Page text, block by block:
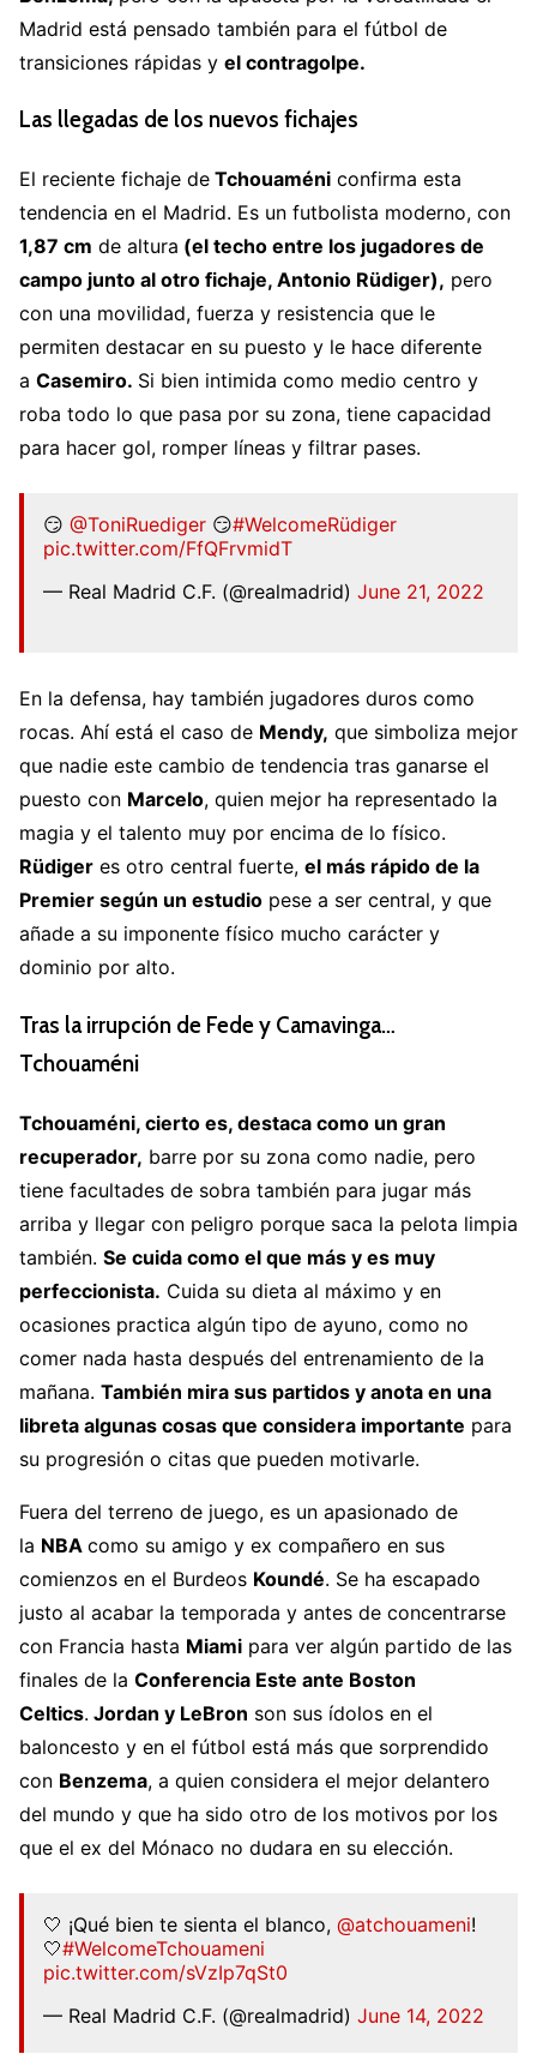
Madrid está pensado también para el fútbol de
transiciones rápidas y el contragolpe.
Las llegadas de los nuevos fichajes
El reciente fichaje de Tchouaméni confirma esta
tendencia en el Madrid. Es un futbolista moderno, con
1,87 cm de altura (el techo entre los jugadores de
campo junto al otro fichaje, Antonio Rüdiger), pero
con una movilidad, fuerza y resistencia que le
permiten destacar en su puesto y le hace diferente
a Casemiro. Si bien intimida como medio centro y
roba todo lo que pasa por su zona, tiene capacidad
para hacer gol, romper líneas y filtrar pases.
😏 @ToniRuediger 😏#WelcomeRüdiger
pic.twitter.com/FfQFrvmidT
— Real Madrid C.F. (@realmadrid) June 21, 2022
En la defensa, hay también jugadores duros como
rocas. Ahí está el caso de Mendy, que simboliza mejor
que nadie este cambio de tendencia tras ganarse el
puesto con Marcelo, quien mejor ha representado la
magia y el talento muy por encima de lo físico.
Rüdiger es otro central fuerte, el más rápido de la
Premier según un estudio pese a ser central, y que
añade a su imponente físico mucho carácter y
dominio por alto.
Tras la irrupción de Fede y Camavinga…
Tchouaméni
Tchouaméni, cierto es, destaca como un gran
recuperador, barre por su zona como nadie, pero
tiene facultades de sobra también para jugar más
arriba y llegar con peligro porque saca la pelota limpia
también. Se cuida como el que más y es muy
perfeccionista. Cuida su dieta al máximo y en
ocasiones practica algún tipo de ayuno, como no
comer nada hasta después del entrenamiento de la
mañana. También mira sus partidos y anota en una
libreta algunas cosas que considera importante para
su progresión o citas que pueden motivarle.
Fuera del terreno de juego, es un apasionado de
la NBA como su amigo y ex compañero en sus
comienzos en el Burdeos Koundé. Se ha escapado
justo al acabar la temporada y antes de concentrarse
con Francia hasta Miami para ver algún partido de las
finales de la Conferencia Este ante Boston
Celtics. Jordan y LeBron son sus ídolos en el
baloncesto y en el fútbol está más que sorprendido
con Benzema, a quien considera el mejor delantero
del mundo y que ha sido otro de los motivos por los
que el ex del Mónaco no dudara en su elección.
🤍 ¡Qué bien te sienta el blanco, @atchouameni!
🤍#WelcomeTchouameni
pic.twitter.com/sVzIp7qSt0
— Real Madrid C.F. (@realmadrid) June 14, 2022